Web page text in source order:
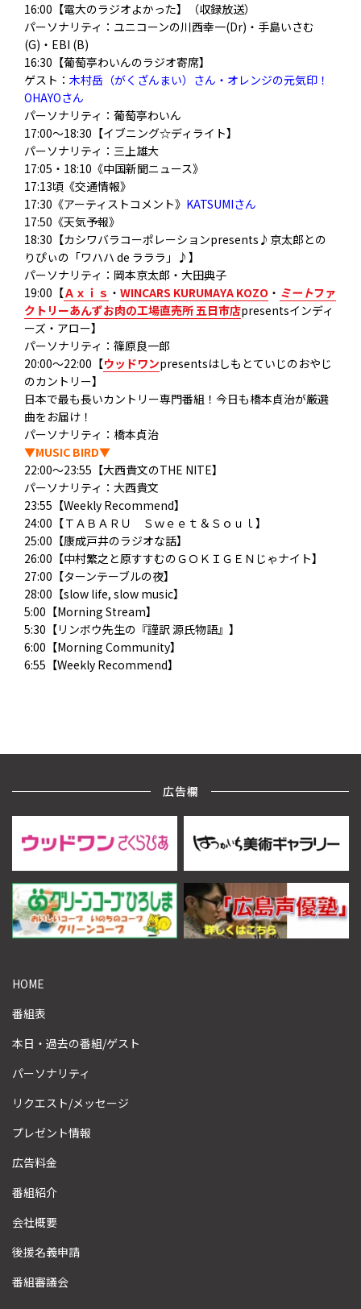
16:00【電大のラジオよかった】（収録放送）
パーソナリティ：ユニコーンの川西幸一(Dr)・手島いさむ
(G)・EBI (B)
16:30【葡萄亭わいんのラジオ寄席】
ゲスト： 木村岳（がくざんまい）さん・オレンジの元気印！
OHAYOさん
パーソナリティ：葡萄亭わいん
17:00～18:30【イブニング☆ディライト】
パーソナリティ：三上雄大
17:05・18:10《中国新聞ニュース》
17:13頃《交通情報》
17:30《アーティストコメント》 KATSUMIさん
17:50《天気予報》
18:30【カシワバラコーポレーションpresents♪京太郎との
りぴぃの「ワハハ de ラララ」♪】
パーソナリティ：岡本京太郎・大田典子
19:00【Ａｘｉｓ ・ WINCARS KURUMAYA KOZO ・ ミートファ
クトリーあんずお肉の工場直売所 五日市店presentsインディ
ーズ・アロー】
パーソナリティ：篠原良一郎
20:00～22:00【ウッドワンpresentsはしもとていじのおやじ
のカントリー】
日本で最も長いカントリー専門番組！今日も橋本貞治が厳選
曲をお届け！
パーソナリティ：橋本貞治
▼MUSIC BIRD▼
22:00～23:55【大西貴文のTHE NITE】
パーソナリティ：大西貴文
23:55【Weekly Recommend】
24:00【ＴＡＢＡＲＵ Ｓｗｅｅｔ＆Ｓｏｕｌ】
25:00【康成戸井のラジオな話】
26:00【中村繁之と原すすむのＧＯＫＩＧＥＮじゃナイト】
27:00【ターンテーブルの夜】
28:00【slow life, slow music】
5:00【Morning Stream】
5:30【リンボウ先生の『謹訳 源氏物語』】
6:00【Morning Community】
6:55【Weekly Recommend】
広告欄
HOME
番組表
本日・過去の番組/ゲスト
パーソナリティ
リクエスト/メッセージ
プレゼント情報
広告料金
番組紹介
会社概要
後援名義申請
番組審議会